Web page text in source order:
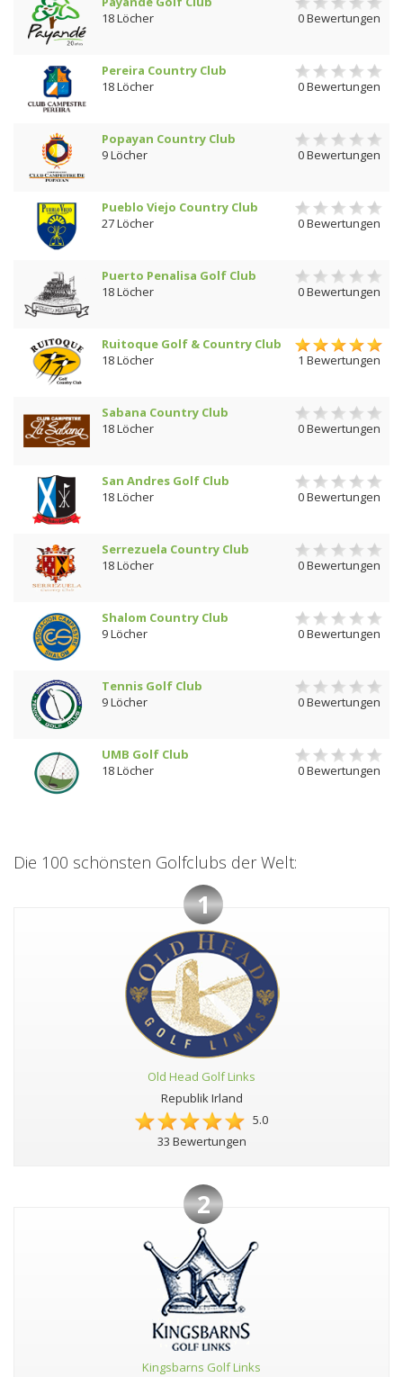
18 Löcher
0 Bewertungen
Pereira Country Club
18 Löcher
0 Bewertungen
Popayan Country Club
9 Löcher
0 Bewertungen
Pueblo Viejo Country Club
27 Löcher
0 Bewertungen
Puerto Penalisa Golf Club
18 Löcher
0 Bewertungen
Ruitoque Golf & Country Club
18 Löcher
1 Bewertungen
Sabana Country Club
18 Löcher
0 Bewertungen
San Andres Golf Club
18 Löcher
0 Bewertungen
Serrezuela Country Club
18 Löcher
0 Bewertungen
Shalom Country Club
9 Löcher
0 Bewertungen
Tennis Golf Club
9 Löcher
0 Bewertungen
UMB Golf Club
18 Löcher
0 Bewertungen
Die 100 schönsten Golfclubs der Welt:
1
Old Head Golf Links
Republik Irland
5.0
33 Bewertungen
2
Kingsbarns Golf Links